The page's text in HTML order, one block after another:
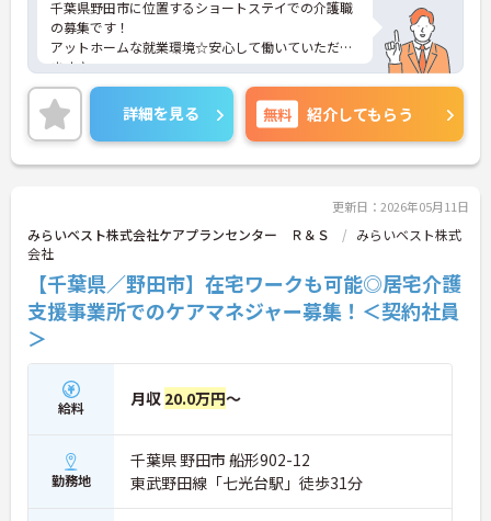
千葉県野田市に位置するショートステイでの介護職
の募集です！
アットホームな就業環境☆安心して働いていただけ
ます♪
ご興味ある方には、面接対策ポイントなど、さらに
詳細をお話しいたしますのでお気軽にご相談くださ
い。
詳細を見る 無料 紹介してもらう
更新日：2026年05月11日
みらいベスト株式会社ケアプランセンター Ｒ＆Ｓ
みらいベスト株式
会社
【千葉県／野田市】在宅ワークも可能◎居宅介護
支援事業所でのケアマネジャー募集！＜契約社員
＞
給料 月収 20.0万円～
勤務地
千葉県 野田市 船形902-12
東武野田線「七光台駅」徒歩31分